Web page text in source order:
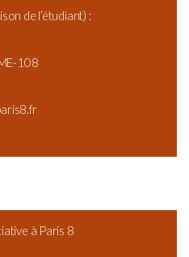
de l’étudiant) :
108
à Paris 8